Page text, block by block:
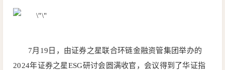
7月19日，由证券之星联合环链金融资管集团举办的
2024年证券之星ESG研讨会圆满收官，会议得到了华证指